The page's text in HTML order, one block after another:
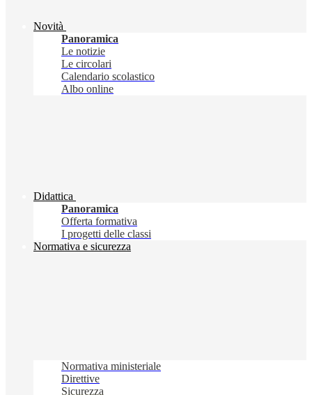
Novità
Panoramica
Le notizie
Le circolari
Calendario scolastico
Albo online
Didattica
Panoramica
Offerta formativa
I progetti delle classi
Normativa e sicurezza
Normativa ministeriale
Direttive
Sicurezza